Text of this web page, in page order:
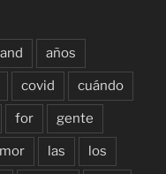
and años
covid cuándo
for gente
las los